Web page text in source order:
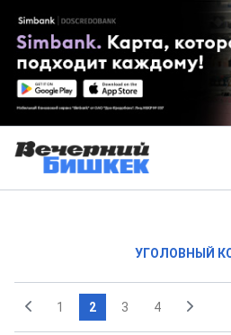
УГОЛОВНЫЙ
1 2 3 4